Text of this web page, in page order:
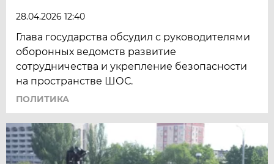
28.04.2026 12:40
Глава государства обсудил с руководителями
оборонных ведомств развитие
сотрудничества и укрепление безопасности
на пространстве ШОС.
ПОЛИТИКА